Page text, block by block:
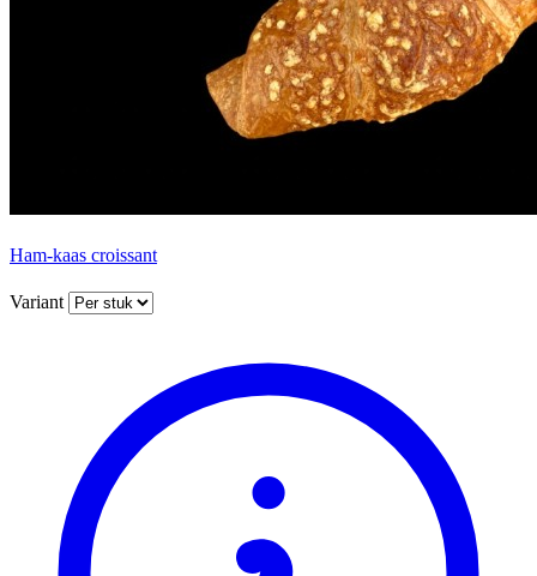
Ham-kaas croissant
Variant